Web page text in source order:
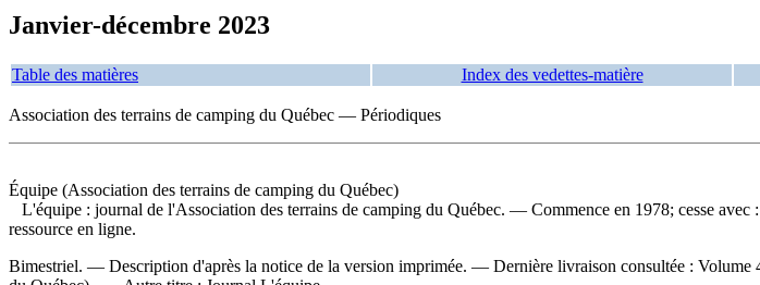
Janvier-décembre 2023
Table des matières Index des vedettes-matière
Association des terrains de camping du Québec — Périodiques
Équipe (Association des terrains de camping du Québec)
L'équipe : journal de l'Association des terrains de camping du Québec. — Commence en 1978; cesse
ressource en ligne.
Bimestriel. — Description d'après la notice de la version imprimée. — Dernière livraison consultée :